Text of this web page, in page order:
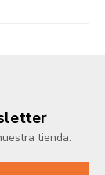
tienda.